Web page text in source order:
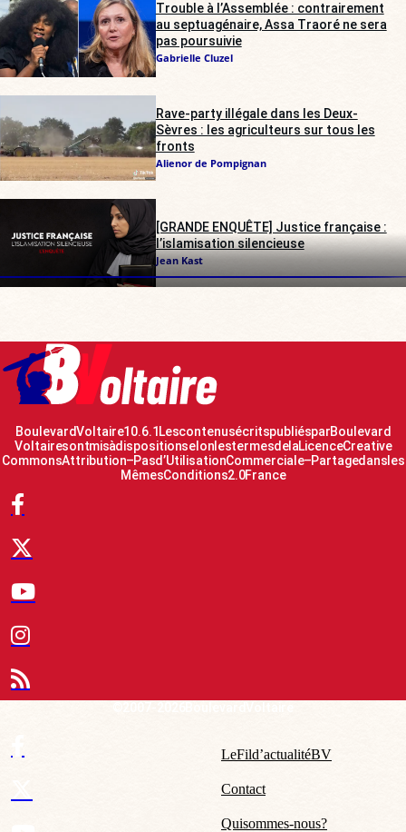
Trouble à l’Assemblée : contrairement
au septuagénaire, Assa Traoré ne sera
pas poursuivie
Gabrielle Cluzel
Rave-party illégale dans les Deux-
Sèvres : les agriculteurs sur tous les
fronts
Alienor de Pompignan
[GRANDE ENQUÊTE] Justice française :
l’islamisation silencieuse
Jean Kast
Boulevard Voltaire 10.6.1 Les contenus écrits publiés par Boulevard
Voltaire sont mis à disposition selon les termes de la Licence Creative
Commons Attribution – Pas d’Utilisation Commerciale – Partage dans les
Mêmes Conditions 2.0 France
Le Fil d’actualité BV
Contact
Qui sommes-nous ?